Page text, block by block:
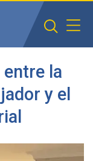
la
y el